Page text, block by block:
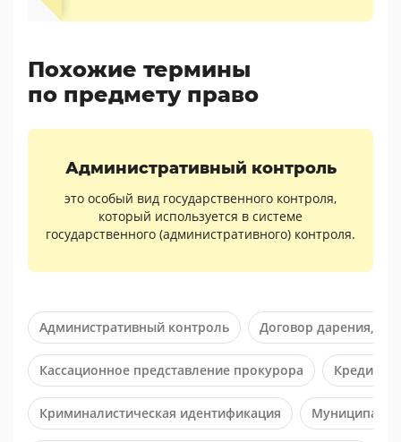
Похожие термины
по предмету право
Административный контроль
это особый вид государственного контроля,
который используется в системе
государственного (административного) контроля.
Административный контроль Договор дарения,
Кассационное представление прокурора
Криминалистическая идентификация